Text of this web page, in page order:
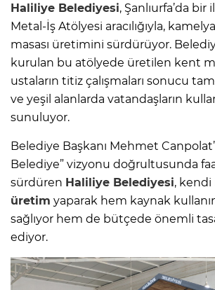
Haliliye Belediyesi, Şanlıurfa’da
Metal-İş Atölyesi aracılığıyla,
masası üretimini sürdürüyor.
kurulan bu atölyede üretilen kent
ustaların titiz çalışmaları sonucu
ve yeşil alanlarda vatandaşların
sunuluyor.
Belediye Başkanı Mehmet
Belediye” vizyonu doğrultusunda
sürdüren Haliliye Belediyesi, kendi
üretim yaparak hem kaynak
sağlıyor hem de bütçede önemli
ediyor.